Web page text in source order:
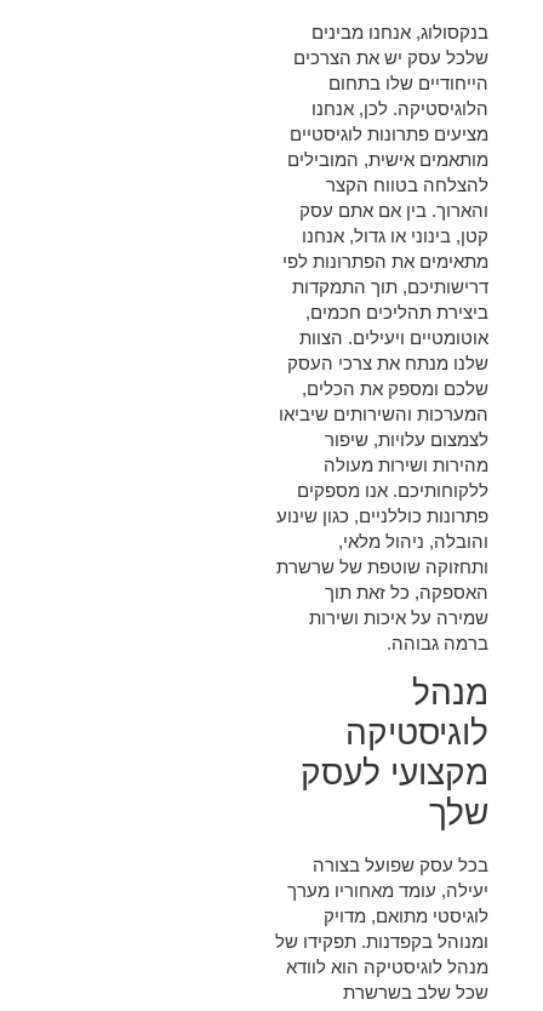
בנקסולוג, אנחנו מבינים
שלכל עסק יש את הצרכים
הייחודיים שלו בתחום
הלוגיסטיקה. לכן, אנחנו
מציעים פתרונות לוגיסטיים
מותאמים אישית, המובילים
להצלחה בטווח הקצר
והארוך. בין אם אתם עסק
קטן, בינוני או גדול, אנחנו
מתאימים את הפתרונות לפי
דרישותיכם, תוך התמקדות
ביצירת תהליכים חכמים,
אוטומטיים ויעילים. הצוות
שלנו מנתח את צרכי העסק
שלכם ומספק את הכלים,
המערכות והשירותים שיביאו
לצמצום עלויות, שיפור
מהירות ושירות מעולה
ללקוחותיכם. אנו מספקים
פתרונות כוללניים, כגון שינוע
והובלה, ניהול מלאי,
ותחזוקה שוטפת של שרשרת
האספקה, כל זאת תוך
שמירה על איכות ושירות
ברמה גבוהה.
מנהל
לוגיסטיקה
מקצועי לעסק
שלך
בכל עסק שפועל בצורה
יעילה, עומד מאחוריו מערך
לוגיסטי מתואם, מדויק
ומנוהל בקפדנות. תפקידו של
מנהל לוגיסטיקה הוא לוודא
שכל שלב בשרשרת